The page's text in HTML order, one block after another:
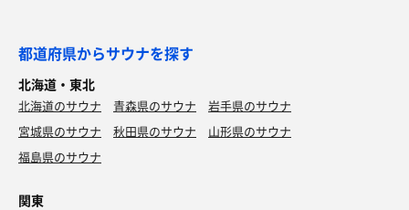
都道府県からサウナを探す
北海道・東北
北海道のサウナ 青森県のサウナ
岩手県のサウナ
宮城県のサウナ
秋田県のサウナ
山形県のサウナ
福島県のサウナ
関東